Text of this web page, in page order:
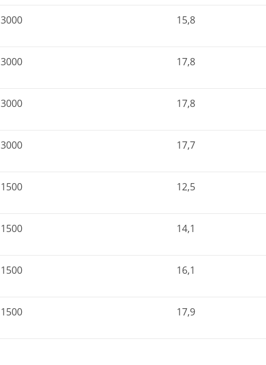
3000 15,8
3000 17,8
3000 17,8
3000 17,7
1500 12,5
1500 14,1
1500 16,1
1500 17,9